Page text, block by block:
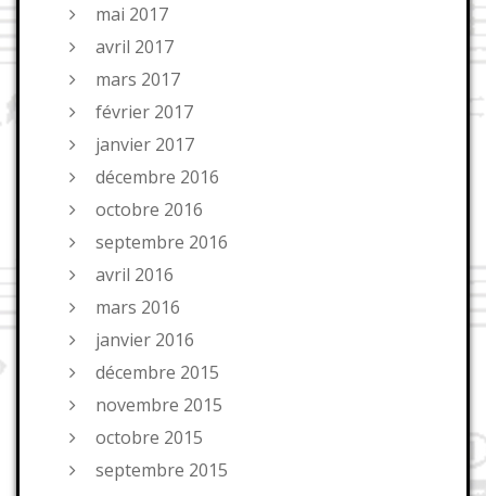
mai 2017
avril 2017
mars 2017
février 2017
janvier 2017
décembre 2016
octobre 2016
septembre 2016
avril 2016
mars 2016
janvier 2016
décembre 2015
novembre 2015
octobre 2015
septembre 2015